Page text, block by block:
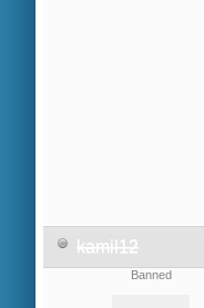
kamil12
Banned